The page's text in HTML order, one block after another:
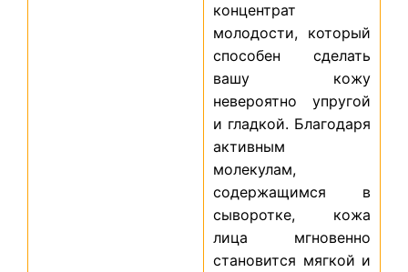
концентрат
молодости, который
способен сделать
вашу кожу
невероятно упругой
и гладкой. Благодаря
активным
молекулам,
содержащимся в
сыворотке, кожа
лица мгновенно
становится мягкой и